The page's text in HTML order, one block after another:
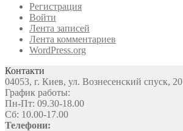
Регистрация
Войти
Лента записей
Лента комментариев
WordPress.org
Контакти
04053, г. Киев, ул. Вознесенский спуск, 20
График работы:
Пн-Пт: 09.30-18.00
Сб: 10.00-17.00
Телефони: